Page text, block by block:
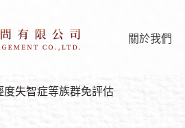
關於我們
失智症等族群免評估